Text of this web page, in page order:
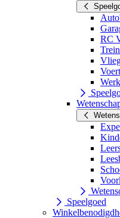
RC
Speelgoed